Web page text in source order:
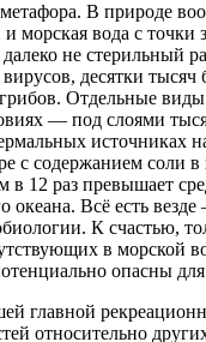
В природе
морская вода с точки
далеко не стерильный
десятки тысяч
Отдельные
— под слоями
источниках
с содержанием соли в
в 12 раз превышает
океана. Всё есть
К счастью,
в морской
опасны для
главной
относительно